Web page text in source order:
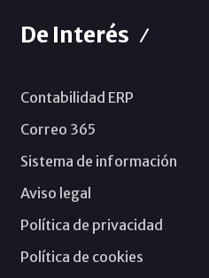
De Interés
Contabilidad ERP
Correo 365
Sistema de información
Aviso legal
Política de privacidad
Política de cookies